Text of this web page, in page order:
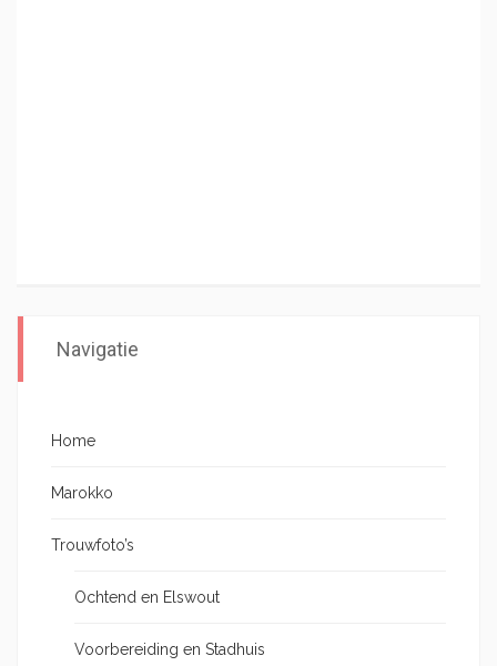
Navigatie
Home
Marokko
Trouwfoto’s
Ochtend en Elswout
Voorbereiding en Stadhuis